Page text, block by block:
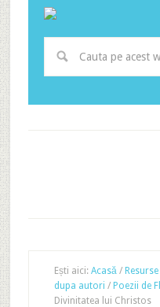
Ești aici: Acasă /
dupa autori / Poezii de
Divinitatea lui Christos